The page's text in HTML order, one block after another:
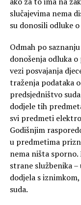
slučajevima nema
su donosili odluke
Odmah po
donošenja odluka
vezi posvajanja
traženja podataka
predsjedništvo
dodjele tih
svi predmeti
Godišnjim
u predmetima
nema ništa sporno.
strane službenika
dodjela s
suda.